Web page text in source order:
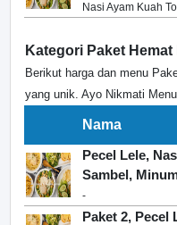
Nasi Ayam Kuah
Kategori Paket Hemat
Berikut harga dan menu
yang unik. Ayo Nikmati
Nama
Pecel Lele,
Sambel,
-
Paket 2, Pecel